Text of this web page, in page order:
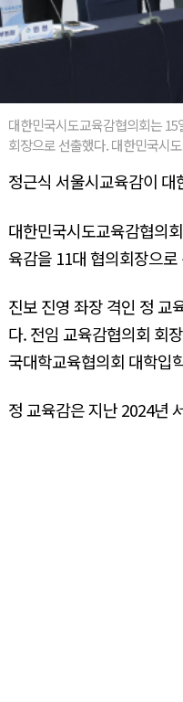
대한민국시도교육감협의회는
회장으로 선출했다. 대한민국시
정근식 서울시교육감이
대한민국시도교육감협의
육감을 11대 협의회장으
진보 진영 좌장 격인 정 교
다. 전임 교육감협의회 회
국대학교육협의회 대학입
정 교육감은 지난 2024년